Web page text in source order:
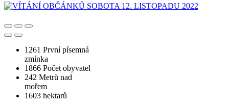
1261 První písemná
zmínka
1866 Počet obyvatel
242 Metrů nad
mořem
1603 hektarů